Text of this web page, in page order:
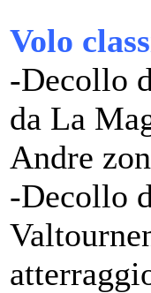
Volo
-Decollo
da La
Andre
-Decollo